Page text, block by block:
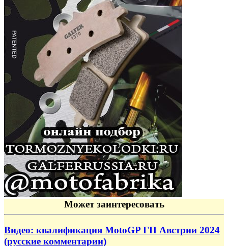
Может заинтересовать
Видео: квалификация MotoGP ГП Австрии 2024
(русские комментарии)